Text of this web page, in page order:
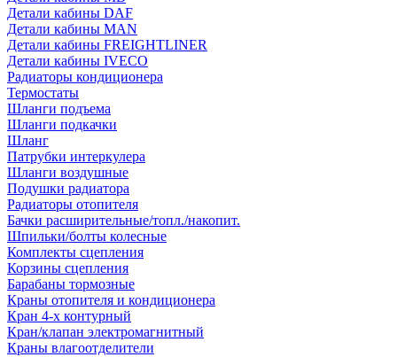
Детали кабины DAF
Детали кабины MAN
Детали кабины FREIGHTLINER
Детали кабины IVECO
Радиаторы кондиционера
Термостаты
Шланги подъема
Шланги подкачки
Шланг
Патрубки интеркулера
Шланги воздушные
Подушки радиатора
Радиаторы отопителя
Бачки расширительные/топл./накопит.
Шпильки/болты колесные
Комплекты сцепления
Корзины сцепления
Барабаны тормозные
Краны отопителя и кондиционера
Кран 4-х контурный
Кран/клапан электромагнитный
Краны влагоотделители